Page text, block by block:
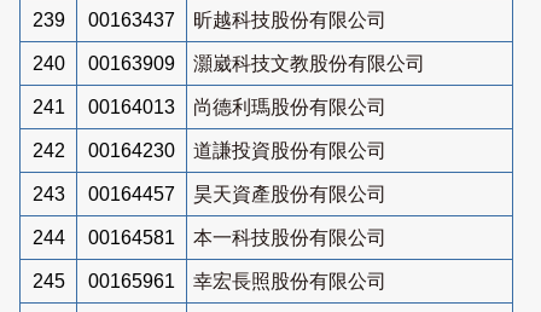
239 00163437 昕越科技股份有限公司
240 00163909 灝崴科技文教股份有限公司
241 00164013 尚德利瑪股份有限公司
242 00164230 道謙投資股份有限公司
243 00164457 昊天資產股份有限公司
244 00164581 本一科技股份有限公司
245 00165961 幸宏長照股份有限公司